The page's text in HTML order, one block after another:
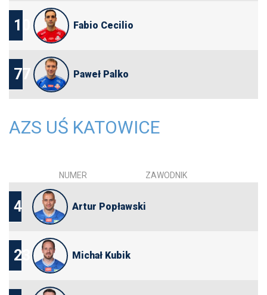
10 Fabio Cecilio
77 Paweł Palko
AZS UŚ KATOWICE
NUMER ZAWODNIK
4 Artur Popławski
23 Michał Kubik